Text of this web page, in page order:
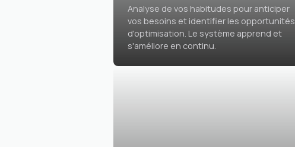
Analyse de vos habitudes pour anticiper
vos besoins et identifier les opportunités
d'optimisation. Le système apprend et
s'améliore en continu.